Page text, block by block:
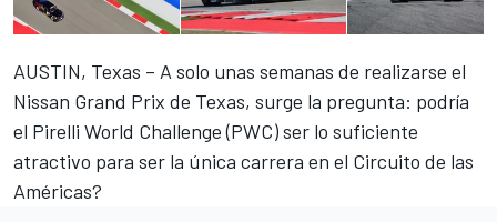
AUSTIN, Texas – A solo unas semanas de realizarse el
Nissan Grand Prix de Texas, surge la pregunta: podría
el Pirelli World Challenge (PWC) ser lo suficiente
atractivo para ser la única carrera en el Circuito de las
Américas?